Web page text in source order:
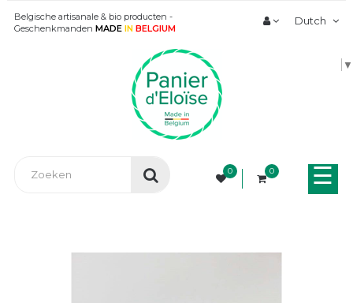
Belgische artisanale & bio producten -
Geschenkmanden MADE IN BELGIUM
Dutch
▼
0 0 ☰